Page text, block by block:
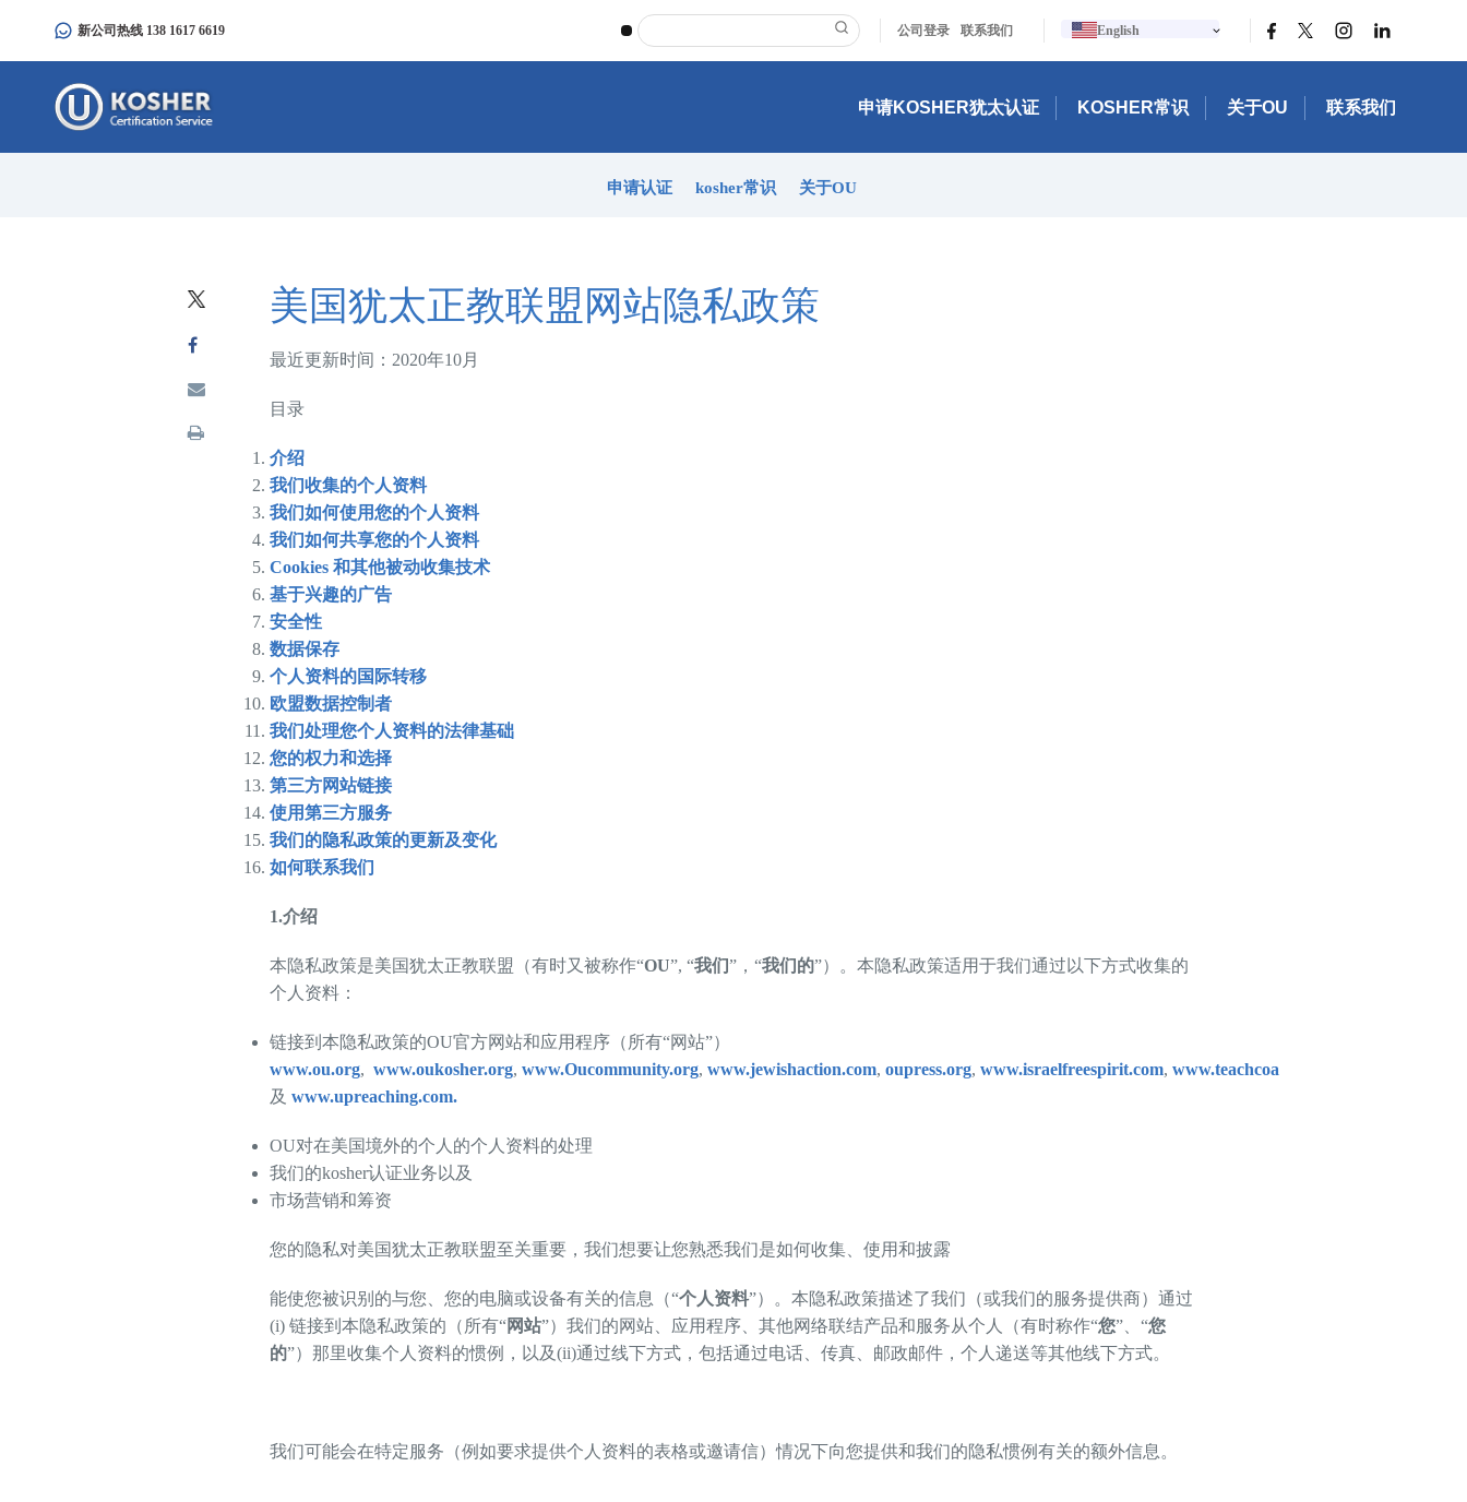
an
新公司热线 138 1617 6619 公司登录 联系我们
English
日本語
Bahasa Melayu
申请KOSHER犹太认证 KOSHER常识 关于OU 联系我们
申请认证 kosher常识 关于OU
美国犹太正教联盟网站隐私政策
最近更新时间：2020年10月
目录
介绍
我们收集的个人资料
我们如何使用您的个人资料
我们如何共享您的个人资料
Cookies 和其他被动收集技术
基于兴趣的广告
安全性
数据保存
个人资料的国际转移
欧盟数据控制者
我们处理您个人资料的法律基础
您的权力和选择
第三方网站链接
使用第三方服务
我们的隐私政策的更新及变化
如何联系我们
1.介绍
本隐私政策是美国犹太正教联盟（有时又被称作“OU”, “我们”，“我们的”）。本隐私政策适用于我们通过以下方式收集的
个人资料：
链接到本隐私政策的OU官方网站和应用程序（所有“网站”）
www.ou.org, www.oukosher.org, www.Oucommunity.org, www.jewishaction.com, oupress.org, www.israelfreespirit.com, www.teachcoalition.org
及 www.upreaching.com.
OU对在美国境外的个人的个人资料的处理
我们的kosher认证业务以及
市场营销和筹资
您的隐私对美国犹太正教联盟至关重要，我们想要让您熟悉我们是如何收集、使用和披露
能使您被识别的与您、您的电脑或设备有关的信息（“个人资料”）。本隐私政策描述了我们（或我们的服务提供商）通过
(i) 链接到本隐私政策的（所有“网站”）我们的网站、应用程序、其他网络联结产品和服务从个人（有时称作“您”、“您
的”）那里收集个人资料的惯例，以及(ii)通过线下方式，包括通过电话、传真、邮政邮件，个人递送等其他线下方式。
我们可能会在特定服务（例如要求提供个人资料的表格或邀请信）情况下向您提供和我们的隐私惯例有关的额外信息。